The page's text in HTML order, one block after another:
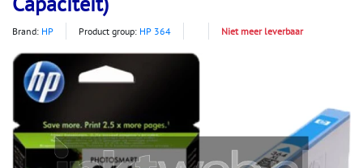
Brand: HP Product group: HP 364 Niet meer leverbaar